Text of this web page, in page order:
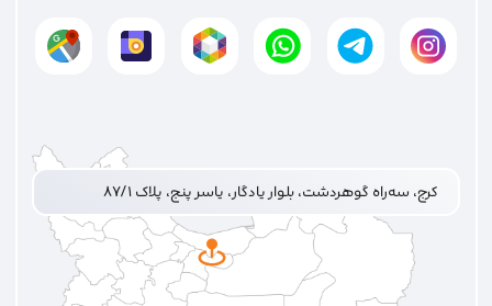
کرج، سه‌راه گوهردشت، بلوار یادگار، یاسر پنج، پلاک ۸۷/۱